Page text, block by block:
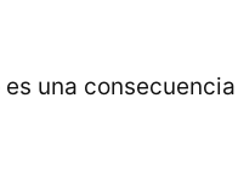
es una consecuencia